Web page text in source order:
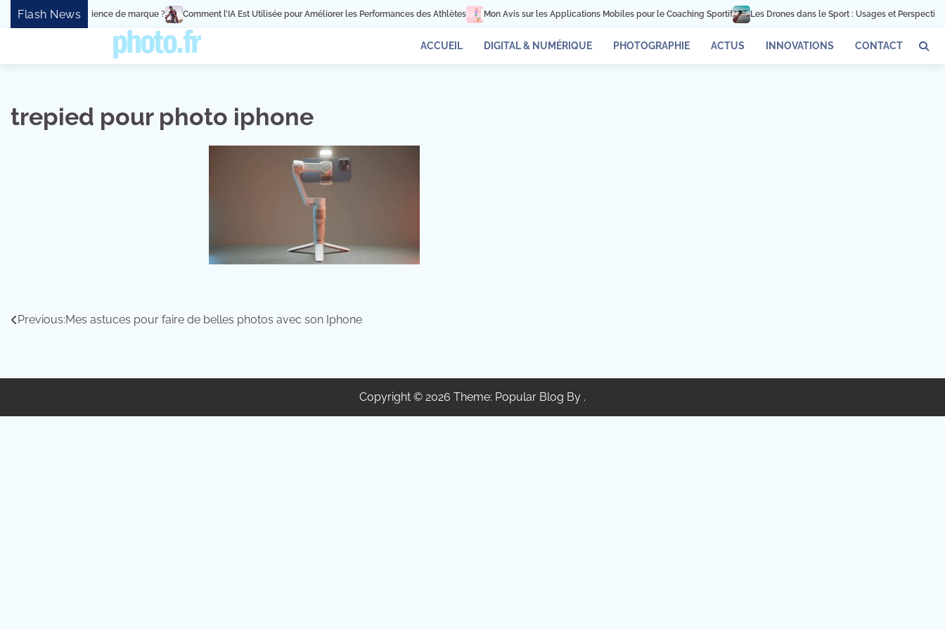
SkipFlash News
en expérience de marque ? Comment l’IA Est Utilisée pour Améliorer les Performances des Athlètes Mon Avis sur les Applications Mobiles pour le Coaching Sportif Les Drones dans le Sport : Usages et Perspectives
ACCUEIL DIGITAL & NUMÉRIQUE PHOTOGRAPHIE ACTUS INNOVATIONS CONTACT
trepied pour photo iphone
Navigation
l’article
Previous:Mes astuces pour faire de belles photos avec son Iphone
Copyright © 2026 Theme: Popular Blog By .